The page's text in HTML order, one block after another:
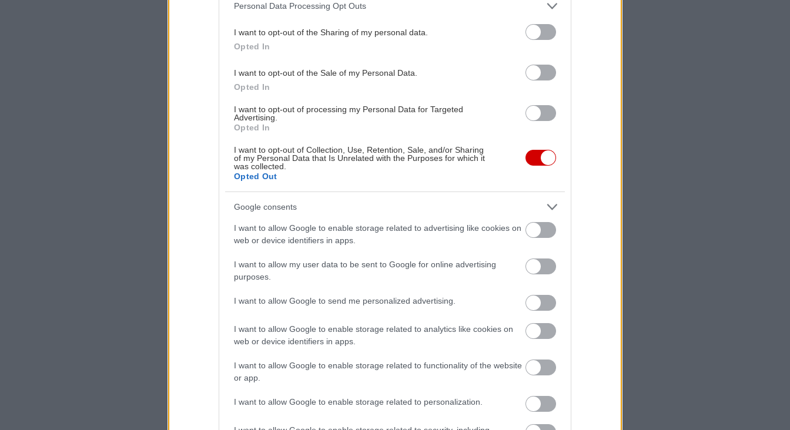
Personal Data Processing Opt Outs
I want to opt-out of the Sharing of my personal data.
Opted In
I want to opt-out of the Sale of my Personal Data.
Opted In
I want to opt-out of processing my Personal Data for Targeted
Advertising.
Opted In
I want to opt-out of Collection, Use, Retention, Sale, and/or Sharing
of my Personal Data that Is Unrelated with the Purposes for which it
was collected.
Opted Out
Google consents
I want to allow Google to enable storage related to advertising like cookies on
web or device identifiers in apps.
I want to allow my user data to be sent to Google for online advertising
purposes.
I want to allow Google to send me personalized advertising.
I want to allow Google to enable storage related to analytics like cookies on
web or device identifiers in apps.
I want to allow Google to enable storage related to functionality of the website
or app.
I want to allow Google to enable storage related to personalization.
Η ολοκληρωμένη γκάμα επιβατικών EV της Ford δίνει τη δική της απάντηση στην
αύξηση του κόστους μετακίνησης. Σε μια εποχή στην οποία οι τιμές των καυσίμων
διαρκώς αυξάνονται, τα αμιγώς ηλεκτρικά επιβατικά μοντέλα Ford αποτελούν το
Υψηλή αποδοτικότητα
Κορυφαία χαρακτηριστικά και απόδοση για τα ηλεκτρικά Ford Explorer, Capri,
Mustang Mach-E και Puma Gen-E. Υψηλή αποδοτικότητα με προηγμένες